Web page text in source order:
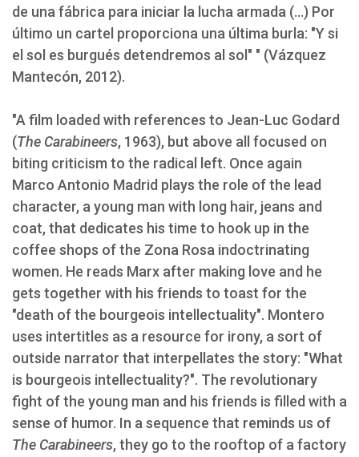
de una fábrica para iniciar la lucha armada (...) Por
último un cartel proporciona una última burla: "Y si
el sol es burgués detendremos al sol" " (Vázquez
Mantecón, 2012).
"A film loaded with references to Jean-Luc Godard
(The Carabineers, 1963), but above all focused on
biting criticism to the radical left. Once again
Marco Antonio Madrid plays the role of the lead
character, a young man with long hair, jeans and
coat, that dedicates his time to hook up in the
coffee shops of the Zona Rosa indoctrinating
women. He reads Marx after making love and he
gets together with his friends to toast for the
"death of the bourgeois intellectuality". Montero
uses intertitles as a resource for irony, a sort of
outside narrator that interpellates the story: "What
is bourgeois intellectuality?". The revolutionary
fight of the young man and his friends is filled with a
sense of humor. In a sequence that reminds us of
The Carabineers, they go to the rooftop of a factory